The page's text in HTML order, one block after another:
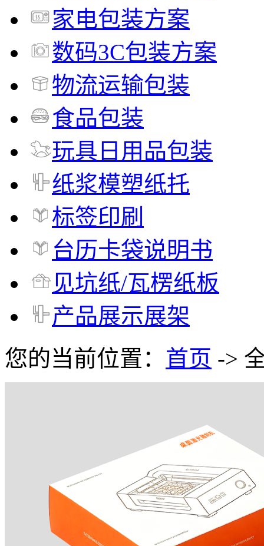
家电包装方案
数码3C包装方案
物流运输包装
食品包装
玩具日用品包装
纸浆模塑纸托
标签印刷
台历卡袋说明书
见坑纸/瓦楞纸板
产品展示展架
您的当前位置： 首页 ->